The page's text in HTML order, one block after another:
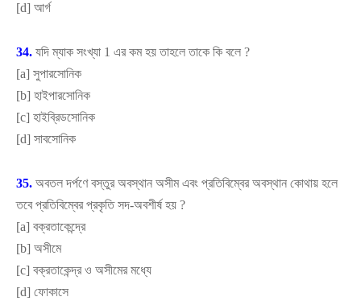
[d] আর্গ
34. যদি ম্যাক সংখ্যা 1 এর কম হয় তাহলে তাকে কি বলে ?
[a] সুপারসোনিক
[b] হাইপারসোনিক
[c] হাইব্রিডসোনিক
[d] সাবসোনিক
35. অবতল দর্পণে বস্তুর অবস্থান অসীম এবং প্রতিবিম্বের অবস্থান কোথায় হলে
তবে প্রতিবিম্বের প্রকৃতি সদ-অবশীর্ষ হয় ?
[a] বক্রতাকেন্দ্রে
[b] অসীমে
[c] বক্রতাকেন্দ্র ও অসীমের মধ্যে
[d] ফোকাসে